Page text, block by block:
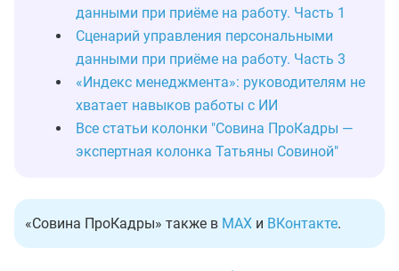
данными при приёме на работу. Часть 1
Сценарий управления персональными
данными при приёме на работу. Часть 3
«Индекс менеджмента»: руководителям не
хватает навыков работы с ИИ
Все статьи колонки "Совина ПроКадры —
экспертная колонка Татьяны Совиной"
«Совина ПроКадры» также в MAX и ВКонтакте.